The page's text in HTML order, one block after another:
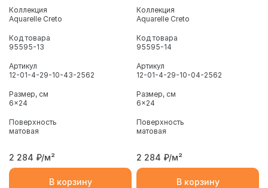
Коллекция
Aquarelle Creto
Код товара
95595-13
Артикул
12-01-4-29-10-43-2562
Размер, см
6x24
Поверхность
матовая
2 284 ₽/м²
В корзину
Коллекция
Aquarelle Creto
Код товара
95595-14
Артикул
12-01-4-29-10-04-2562
Размер, см
6x24
Поверхность
матовая
2 284 ₽/м²
В корзину